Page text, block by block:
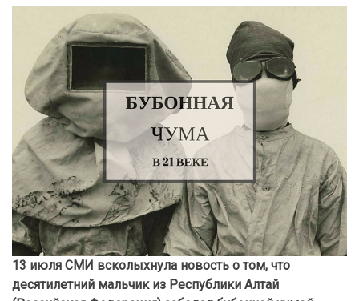
13 июля СМИ всколыхнула новость о том, что
десятилетний мальчик из Республики Алтай